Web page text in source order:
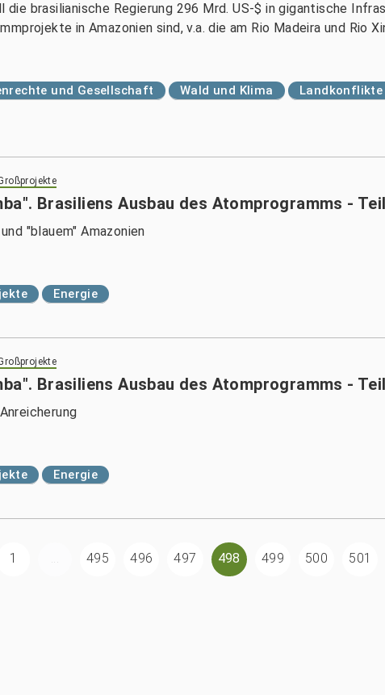
die brasilianische Regierung 296 Mrd. US-$ in gigantische
in Amazonien sind, v.a. die am Rio Madeira und Rio
und Gesellschaft Wald und Klima Landkonflikte
Brasiliens Ausbau des Atomprogramms -
"blauem" Amazonien
Energie
Brasiliens Ausbau des Atomprogramms -
Energie
1 ... 495 496 497 498 499 500 501